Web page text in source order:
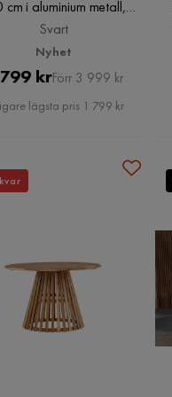
cm i aluminium metall,
Svart
Svart
Nyhet
Pris
krOriginal
Pris
Förr 3 999 kr
lägsta pris 1 799 kr